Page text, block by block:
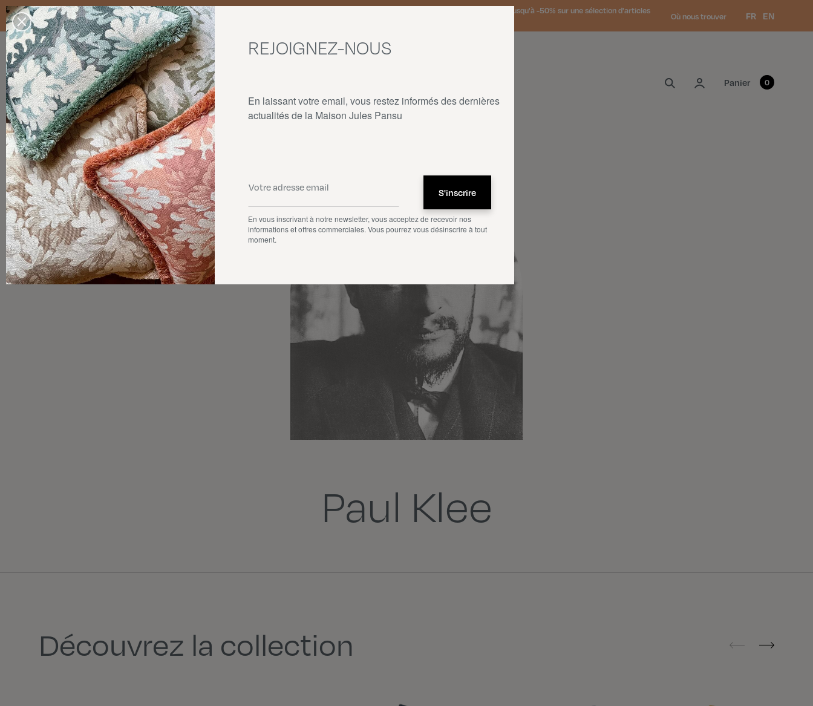
Livraison standard en France Métropolitaine, Belgique, Luxembourg, Pays-Bas et Allemagne offerte à partir de 150€ d'achat • SOLDES : jusqu'à -50% sur une sélection d'articles
dans la limite des stocks disponibles.
Où nous trouver Langue :
FR EN
Nos produits Collaborations La maison Mon compte
Panier 0
Paul Klee
Découvrez la collection
En vous inscrivant à notre newsletter, vous acceptez de recevoir nos
informations et offres commerciales. Vous pourrez vous désinscrire à tout
moment.
En laissant votre email, vous restez informés des dernières
actualités de la Maison Jules Pansu
REJOIGNEZ-NOUS